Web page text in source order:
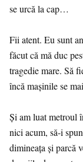
se urcă la cap…
Fii atent. Eu sunt
făcut că mă duc
tragedie mare. Să
încă mașinile se
Și am luat metroul
nici acum, să-i
dimineața și parcă